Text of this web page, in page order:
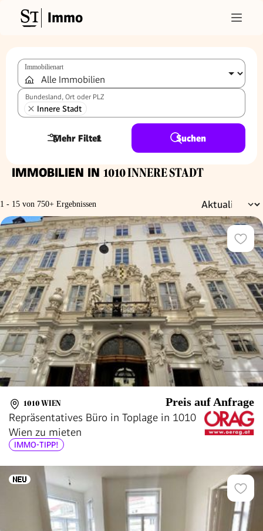
Immo
Immobilienart
Bundesland, Ort oder PLZ
Innere Stadt
Mehr Filter
1 Suchen
IMMOBILIEN IN 1010 INNERE STADT
1 - 15 von 750+ Ergebnissen
1010 WIEN Preis auf Anfrage
Repräsentatives Büro in Toplage in 1010
Wien zu mieten
IMMO-TIPP!